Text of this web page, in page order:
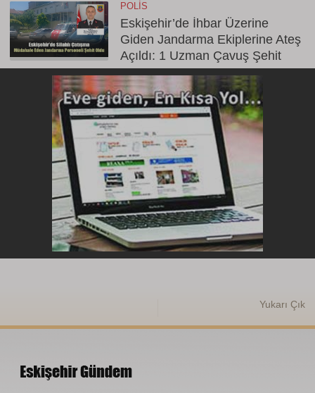
POLIS
Eskişehir’de İhbar Üzerine
Giden Jandarma Ekiplerine Ateş
Açıldı: 1 Uzman Çavuş Şehit
Yukarı Çık